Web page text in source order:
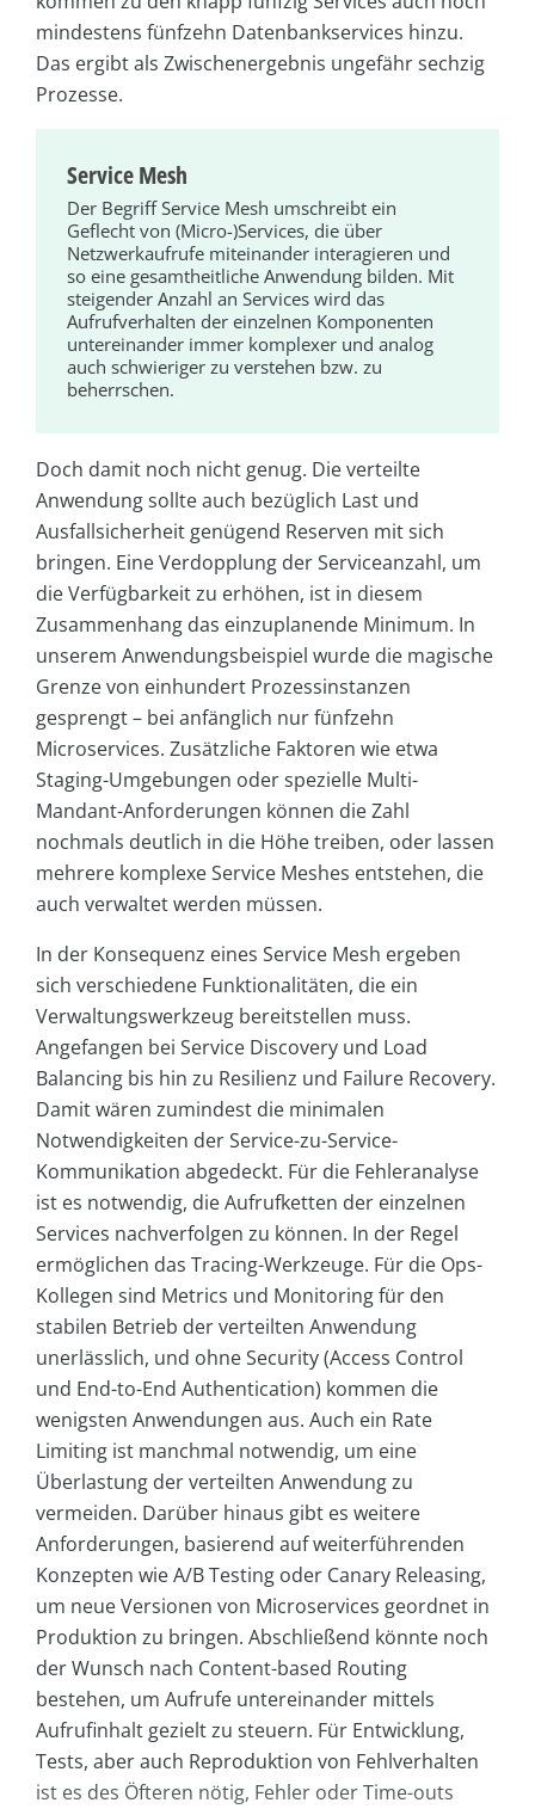
mindestens fünfzehn Datenbankservices hinzu.
Das ergibt als Zwischenergebnis ungefähr sechzig
Prozesse.
Service Mesh
Der Begriff Service Mesh umschreibt ein
Geflecht von (Micro-)Services, die über
Netzwerkaufrufe miteinander interagieren und
so eine gesamtheitliche Anwendung bilden. Mit
steigender Anzahl an Services wird das
Aufrufverhalten der einzelnen Komponenten
untereinander immer komplexer und analog
auch schwieriger zu verstehen bzw. zu
beherrschen.
Doch damit noch nicht genug. Die verteilte
Anwendung sollte auch bezüglich Last und
Ausfallsicherheit genügend Reserven mit sich
bringen. Eine Verdopplung der Serviceanzahl, um
die Verfügbarkeit zu erhöhen, ist in diesem
Zusammenhang das einzuplanende Minimum. In
unserem Anwendungsbeispiel wurde die magische
Grenze von einhundert Prozessinstanzen
gesprengt – bei anfänglich nur fünfzehn
Microservices. Zusätzliche Faktoren wie etwa
Staging-Umgebungen oder spezielle Multi-
Mandant-Anforderungen können die Zahl
nochmals deutlich in die Höhe treiben, oder lassen
mehrere komplexe Service Meshes entstehen, die
auch verwaltet werden müssen.
In der Konsequenz eines Service Mesh ergeben
sich verschiedene Funktionalitäten, die ein
Verwaltungswerkzeug bereitstellen muss.
Angefangen bei Service Discovery und Load
Balancing bis hin zu Resilienz und Failure Recovery.
Damit wären zumindest die minimalen
Notwendigkeiten der Service-zu-Service-
Kommunikation abgedeckt. Für die Fehleranalyse
ist es notwendig, die Aufrufketten der einzelnen
Services nachverfolgen zu können. In der Regel
ermöglichen das Tracing-Werkzeuge. Für die Ops-
Kollegen sind Metrics und Monitoring für den
stabilen Betrieb der verteilten Anwendung
unerlässlich, und ohne Security (Access Control
und End-to-End Authentication) kommen die
wenigsten Anwendungen aus. Auch ein Rate
Limiting ist manchmal notwendig, um eine
Überlastung der verteilten Anwendung zu
vermeiden. Darüber hinaus gibt es weitere
Anforderungen, basierend auf weiterführenden
Konzepten wie A/B Testing oder Canary Releasing,
um neue Versionen von Microservices geordnet in
Produktion zu bringen. Abschließend könnte noch
der Wunsch nach Content-based Routing
bestehen, um Aufrufe untereinander mittels
Aufrufinhalt gezielt zu steuern. Für Entwicklung,
Tests, aber auch Reproduktion von Fehlverhalten
ist es des Öfteren nötig, Fehler oder Time-outs